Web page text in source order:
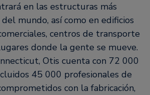
en las estructuras más
mundo, así como en edificios
centros de transporte
donde la gente se mueve.
Otis cuenta con 72 000
45 000 profesionales de
con la fabricación,